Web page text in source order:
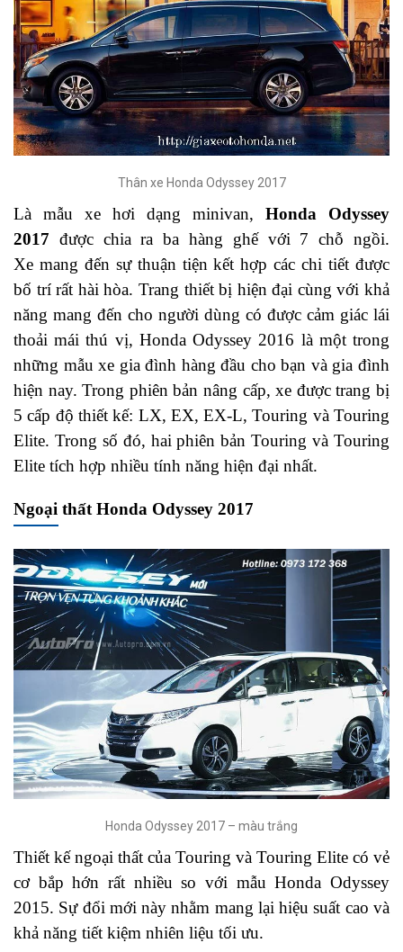
Thân xe Honda Odyssey 2017
Là mẫu xe hơi dạng minivan, Honda Odyssey
2017 được chia ra ba hàng ghế với 7 chỗ ngồi.
Xe mang đến sự thuận tiện kết hợp các chi tiết được
bố trí rất hài hòa. Trang thiết bị hiện đại cùng với khả
năng mang đến cho người dùng có được cảm giác lái
thoải mái thú vị, Honda Odyssey 2016 là một trong
những mẫu xe gia đình hàng đầu cho bạn và gia đình
hiện nay. Trong phiên bản nâng cấp, xe được trang bị
5 cấp độ thiết kế: LX, EX, EX-L, Touring và Touring
Elite. Trong số đó, hai phiên bản Touring và Touring
Elite tích hợp nhiều tính năng hiện đại nhất.
Ngoại thất Honda Odyssey 2017
Honda Odyssey 2017 – màu trắng
Thiết kế ngoại thất của Touring và Touring Elite có vẻ
cơ bắp hớn rất nhiều so với mẫu Honda Odyssey
2015. Sự đổi mới này nhằm mang lại hiệu suất cao và
khả năng tiết kiệm nhiên liệu tối ưu.